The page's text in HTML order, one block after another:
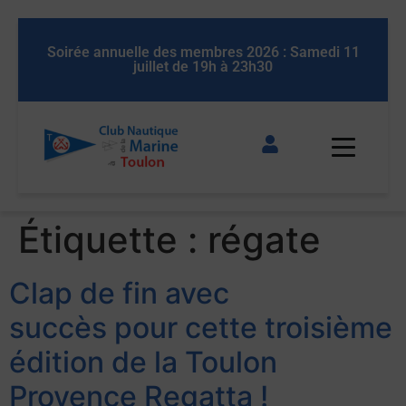
Soirée annuelle des membres 2026 : Samedi 11
juillet de 19h à 23h30
Étiquette : régate
Clap de fin avec
succès pour cette troisième
édition de la Toulon
Provence Regatta !